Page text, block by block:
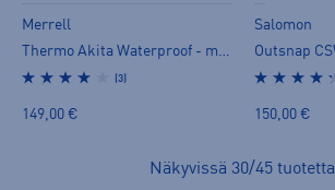
Merrell
Thermo Akita Waterproof - miesten talvisaappaat
(3)
149,00 €
Salomon
150,00 €
Näkyvissä 30/45 tuotetta